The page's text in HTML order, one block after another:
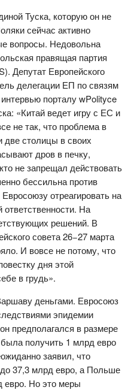
Туска, которую он не
сейчас активно
вопросы. Недовольна
правящая партия
Депутат Европейского
делегации ЕП по связям
порталу wPolityce
«Китай ведет игру с ЕС и
не так, что проблема в
две столицы в своих
дров в печку,
не запрещал действовать
бессильна против
отреагировать на
ответственности. На
решений. В
совета 26−27 марта
И вовсе не потому, что
дня этой
в грудь».
деньгами. Евросоюз
эпидемии
предполагался в размере
получить 1 млрд евро
заявил, что
37,3 млрд евро, а Польше
евро. Но это меры